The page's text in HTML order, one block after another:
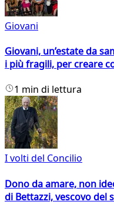
Giovani
Giovani, un’estate da
i più fragili, per creare
1 min di lettura
I volti del Concilio
Dono da amare, non
di Bettazzi, vescovo del